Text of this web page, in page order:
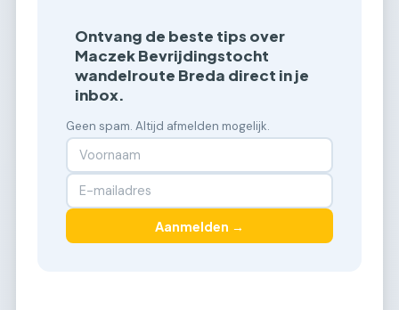
Ontvang de beste tips over
Maczek Bevrijdingstocht
wandelroute Breda direct in je
inbox.
Geen spam. Altijd afmelden mogelijk.
Aanmelden →